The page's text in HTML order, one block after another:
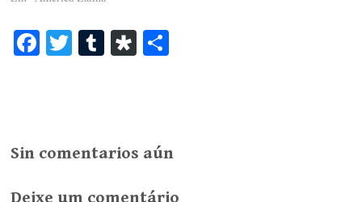
Fa T T
r
Di
Sin comentarios aún
Deixe um comentário